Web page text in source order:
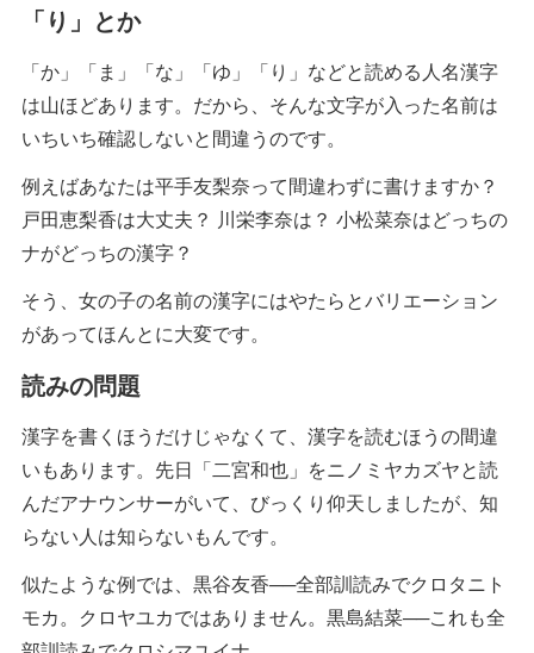
「り」とか
「か」「ま」「な」「ゆ」「り」などと読める人名漢字
は山ほどあります。だから、そんな文字が入った名前は
いちいち確認しないと間違うのです。
例えばあなたは平手友梨奈って間違わずに書けますか？
戸田恵梨香は大丈夫？ 川栄李奈は？ 小松菜奈はどっちの
ナがどっちの漢字？
そう、女の子の名前の漢字にはやたらとバリエーション
があってほんとに大変です。
読みの問題
漢字を書くほうだけじゃなくて、漢字を読むほうの間違
いもあります。先日「二宮和也」をニノミヤカズヤと読
んだアナウンサーがいて、びっくり仰天しましたが、知
らない人は知らないもんです。
似たような例では、黒谷友香──全部訓読みでクロタニト
モカ。クロヤユカではありません。黒島結菜──これも全